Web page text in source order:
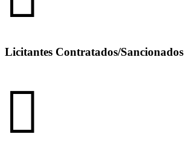
Licitantes Contratados/Sancionados